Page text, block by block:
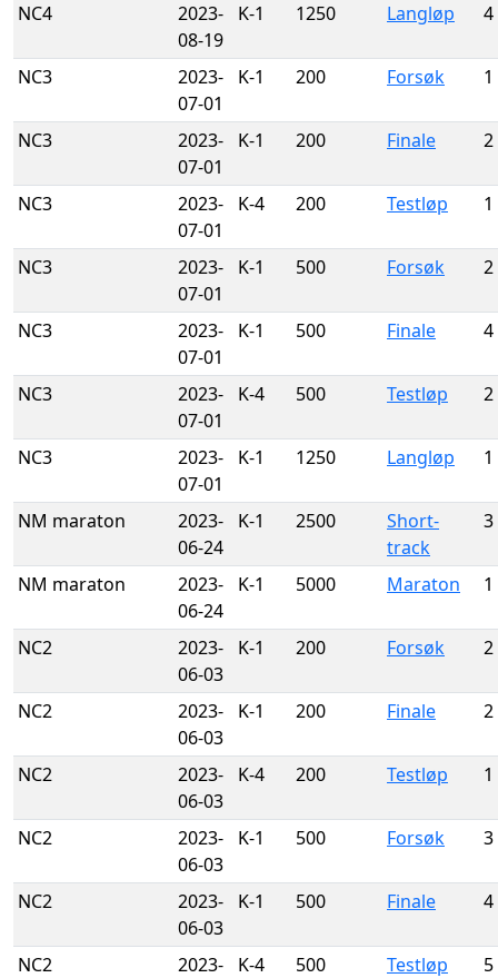
NC4
2023-
08-19
K-1 1250 Langløp 4
NC3
2023-
07-01
K-1 200 Forsøk 1
NC3
2023-
07-01
K-1 200 Finale 2
NC3
2023-
07-01
K-4 200 Testløp 1
NC3
2023-
07-01
K-1 500 Forsøk 2
NC3
2023-
07-01
K-1 500 Finale 4
NC3
2023-
07-01
K-4 500 Testløp 2
NC3
2023-
07-01
K-1 1250 Langløp 1
NM maraton
2023-
06-24
K-1 2500
Short-
track
3
NM maraton
2023-
06-24
K-1 5000 Maraton 1
NC2
2023-
06-03
K-1 200 Forsøk 2
NC2
2023-
06-03
K-1 200 Finale 2
NC2
2023-
06-03
K-4 200 Testløp 1
NC2
2023-
06-03
K-1 500 Forsøk 3
NC2
2023-
06-03
K-1 500 Finale 4
NC2 2023- K-4 500 Testløp 5